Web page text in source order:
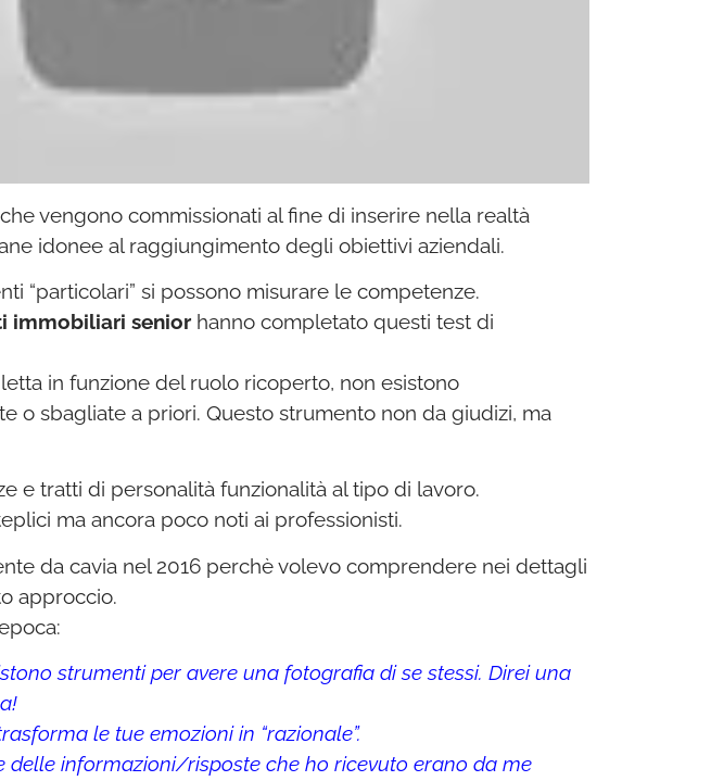
vengono commissionati al fine di inserire nella realtà
idonee al raggiungimento degli obiettivi aziendali.
“particolari” si possono misurare le competenze.
immobiliari seniorhanno completato questi test di
in funzione del ruolo ricoperto, non esistono
o sbagliate a priori. Questo strumento non da giudizi, ma
e tratti di personalità funzionalità al tipo di lavoro.
ma ancora poco noti ai professionisti.
da cavia nel 2016 perchè volevo comprendere nei dettagli
approccio.
strumenti per avere una fotografia di se stessi. Direi una
le tue emozioni in “razionale”.
delle informazioni/risposte che ho ricevuto erano da me